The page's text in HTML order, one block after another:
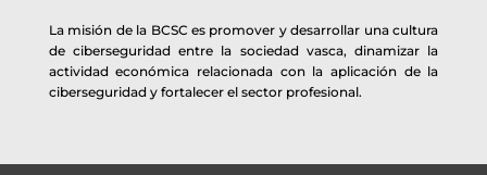
La misión de la BCSC es promover y desarrollar una cultura
de ciberseguridad entre la sociedad vasca, dinamizar la
actividad económica relacionada con la aplicación de la
ciberseguridad y fortalecer el sector profesional.